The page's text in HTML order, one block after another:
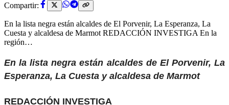
Compartir:
En la lista negra están alcaldes de El Porvenir, La Esperanza, La
Cuesta y alcaldesa de Marmot REDACCIÓN INVESTIGA En la
región…
En la lista negra están alcaldes de El Porvenir, La
Esperanza, La Cuesta y alcaldesa de Marmot
REDACCIÓN INVESTIGA